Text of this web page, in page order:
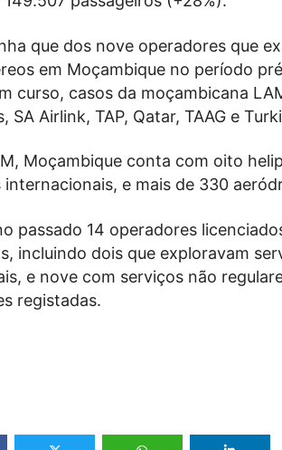
que dos nove operadores que
em Moçambique no período
curso, casos da moçambicana
SA Airlink, TAP, Qatar, TAAG e
Moçambique conta com oito
e mais de 330
passado 14 operadores
incluindo dois que exploravam
e nove com serviços não
registadas.